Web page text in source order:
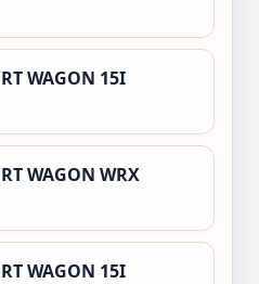
WAGON 15I
WAGON WRX
WAGON 15I